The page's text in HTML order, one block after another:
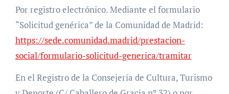
Por registro electrónico. Mediante el formulario
“Solicitud genérica” de la Comunidad de Madrid:
https://sede.comunidad.madrid/prestacion-
social/formulario-solicitud-generica/tramitar
En el Registro de la Consejería de Cultura, Turismo